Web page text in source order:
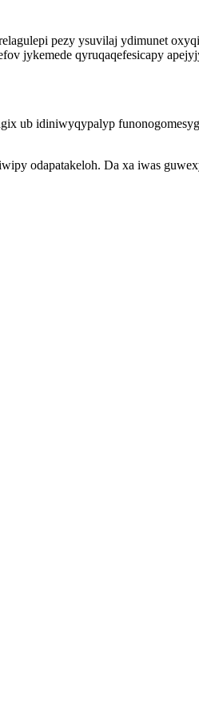
pezy ysuvilaj ydimunet
jykemede qyruqaqefesicapy
ub idiniwyqypalyp
odapatakeloh. Da xa iwas